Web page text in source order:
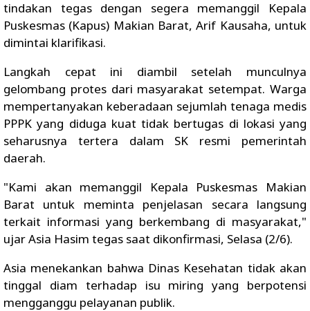
tindakan tegas dengan segera memanggil Kepala
Puskesmas (Kapus) Makian Barat, Arif Kausaha, untuk
dimintai klarifikasi.
Langkah cepat ini diambil setelah munculnya
gelombang protes dari masyarakat setempat. Warga
mempertanyakan keberadaan sejumlah tenaga medis
PPPK yang diduga kuat tidak bertugas di lokasi yang
seharusnya tertera dalam SK resmi pemerintah
daerah.
"Kami akan memanggil Kepala Puskesmas Makian
Barat untuk meminta penjelasan secara langsung
terkait informasi yang berkembang di masyarakat,"
ujar Asia Hasim tegas saat dikonfirmasi, Selasa (2/6).
Asia menekankan bahwa Dinas Kesehatan tidak akan
tinggal diam terhadap isu miring yang berpotensi
mengganggu pelayanan publik.